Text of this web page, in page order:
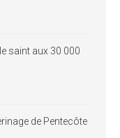
saint aux 30 000
de Pentecôte